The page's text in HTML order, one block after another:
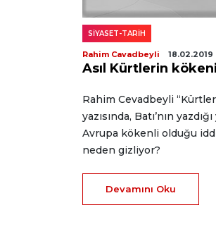
SİYASET-TARİH
Rahim Cavadbeyli 18.02.2019
Asıl Kürtlerin kökeni
Rahim Cevadbeyli
yazısında, Batı’nın
Avrupa kökenli olduğu
neden gizliyor?
Devamını Oku